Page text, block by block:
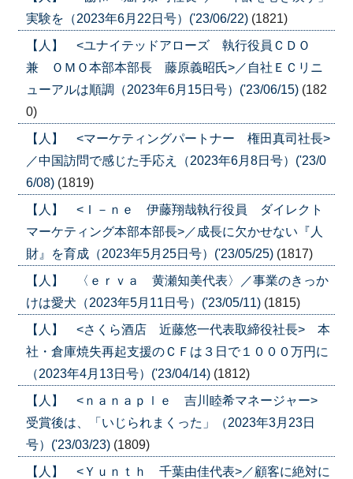
実験を（2023年6月22日号）('23/06/22) (1821)
【人】 <ユナイテッドアローズ 執行役員ＣＤＯ
兼 ＯＭＯ本部本部長 藤原義昭氏>／自社ＥＣリニ
ューアルは順調（2023年6月15日号）('23/06/15) (182
0)
【人】 <マーケティングパートナー 権田真司社長>
／中国訪問で感じた手応え（2023年6月8日号）('23/0
6/08) (1819)
【人】 <Ｉ－ｎｅ 伊藤翔哉執行役員 ダイレクト
マーケティング本部本部長>／成長に欠かせない『人
財』を育成（2023年5月25日号）('23/05/25) (1817)
【人】 〈ｅｒｖａ 黄瀬知美代表〉／事業のきっか
けは愛犬（2023年5月11日号）('23/05/11) (1815)
【人】 <さくら酒店 近藤悠一代表取締役社長> 本
社・倉庫焼失再起支援のＣＦは３日で１０００万円に
（2023年4月13日号）('23/04/14) (1812)
【人】 <ｎａｎａｐｌｅ 吉川睦希マネージャー>
受賞後は、「いじられまくった」（2023年3月23日
号）('23/03/23) (1809)
【人】 <Ｙｕｎｔｈ 千葉由佳代表>／顧客に絶対に